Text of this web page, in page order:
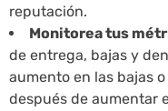
reputación.
Monitorea tus
de entrega, bajas y
aumento en las bajas
después de aumentar